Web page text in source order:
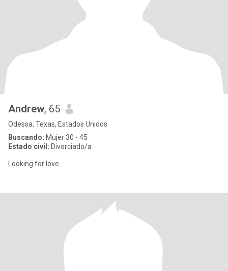
Andrew, 65
Odessa, Texas, Estados Unidos
Buscando: Mujer 30 - 45
Estado civil: Divorciado/a
Looking for love